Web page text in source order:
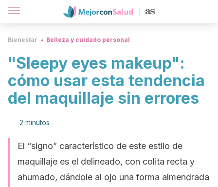
Bienestar Belleza y cuidado personal
"Sleepy eyes makeup":
cómo usar esta tendencia
del maquillaje sin errores
2 minutos
El “signo” característico de este estilo de
maquillaje es el delineado, con colita recta y
ahumado, dándole al ojo una forma almendrada